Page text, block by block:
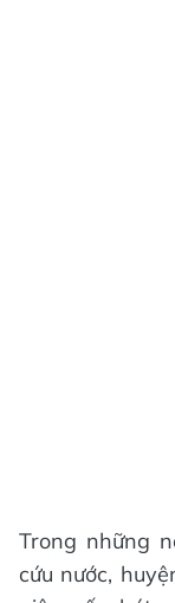
Trong những
cứu nước,